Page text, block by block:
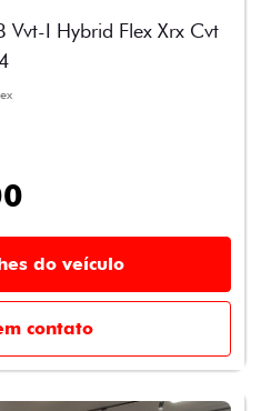
Vvt-I Hybrid Flex Xrx Cvt
do veículo
contato